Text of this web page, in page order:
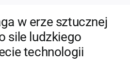
w erze sztucznej
sile ludzkiego
technologii